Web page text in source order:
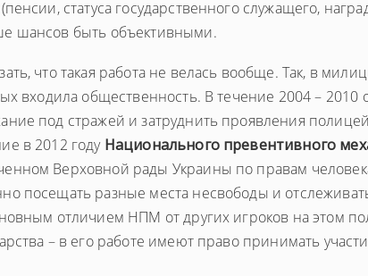
статуса государственного служащего,
шансов быть объективными.
что такая работа не велась вообще. Так, в
входила общественность. В течение 2004 –
под стражей и затруднить проявления
в 2012 году Национального превентивного
Верховной рады Украины по правам
посещать разные места несвободы и
отличием НПМ от других игроков на этом
– в его работе имеют право принимать